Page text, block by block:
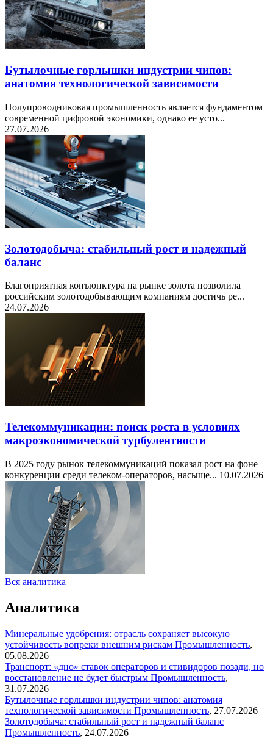
Бутылочные горлышки индустрии чипов:
анатомия технологической зависимости
Полупроводниковая промышленность является фундаментом
современной цифровой экономики, однако ее усто...
27.07.2026
Золотодобыча: стабильный рост и надежный
баланс
Благоприятная конъюнктура на рынке золота позволила
российским золотодобывающим компаниям достичь ре...
24.07.2026
Телекоммуникации: поиск роста в условиях
макроэкономической турбулентности
В 2025 году рынок телекоммуникаций показал рост на фоне
конкуренции среди телеком-операторов, насыще... 10.07.2026
Вся аналитика
Аналитика
Минеральные удобрения: отрасль сохраняет высокую
устойчивость вопреки внешним рискам Промышленность,
05.08.2026
Транспорт: «дно» ставок операторов и стивидоров позади, но
восстановление не будет быстрым Промышленность,
31.07.2026
Бутылочные горлышки индустрии чипов: анатомия
технологической зависимости Промышленность, 27.07.2026
Золотодобыча: стабильный рост и надежный баланс
Промышленность, 24.07.2026